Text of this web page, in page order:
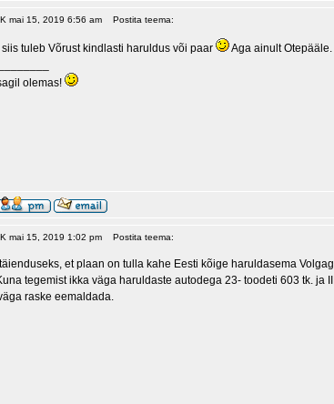
mai 15, 2019 6:56 am Postita teema:
siis tuleb Võrust kindlasti haruldus või paar
Aga ainult Otepääle.
olemas!
mai 15, 2019 1:02 pm Postita teema:
et plaan on tulla kahe Eesti kõige haruldasema
tegemist ikka väga haruldaste autodega 23- toodeti 603 tk.
raske eemaldada.